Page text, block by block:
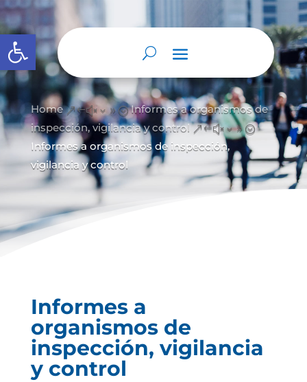
Abrir barra de herramientas
Home &#x39; Informes a organismos de
inspección, vigilancia y control &#x39;
Informes a organismos de inspección,
vigilancia y control
Informes a
organismos de
inspección, vigilancia
y control